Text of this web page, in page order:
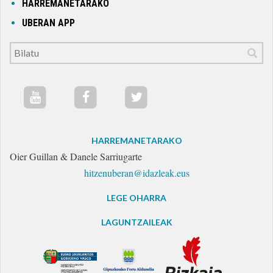
HARREMANETARAKO
UBERAN APP
HARREMANETARAKO
Oier Guillan & Danele Sarriugarte
hitzenuberan@idazleak.eus
LEGE OHARRA
LAGUNTZAILEAK